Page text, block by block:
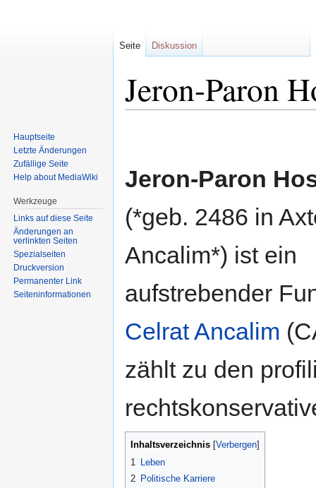
Jeron-Paron
Jeron-Paron
(*geb. 2486 in
Ancalim*) ist ein
aufstrebender
Celrat Ancalim
zählt zu den
Inhaltsverzeichnis
1 Leben
2 Politische Karriere
Seite Diskussion
Hauptseite
Letzte Änderungen
Zufällige Seite
Help about MediaWiki
Werkzeuge
Links auf diese Seite
Änderungen an
verlinkten Seiten
Spezialseiten
Druckversion
Permanenter Link
Seiten­informationen